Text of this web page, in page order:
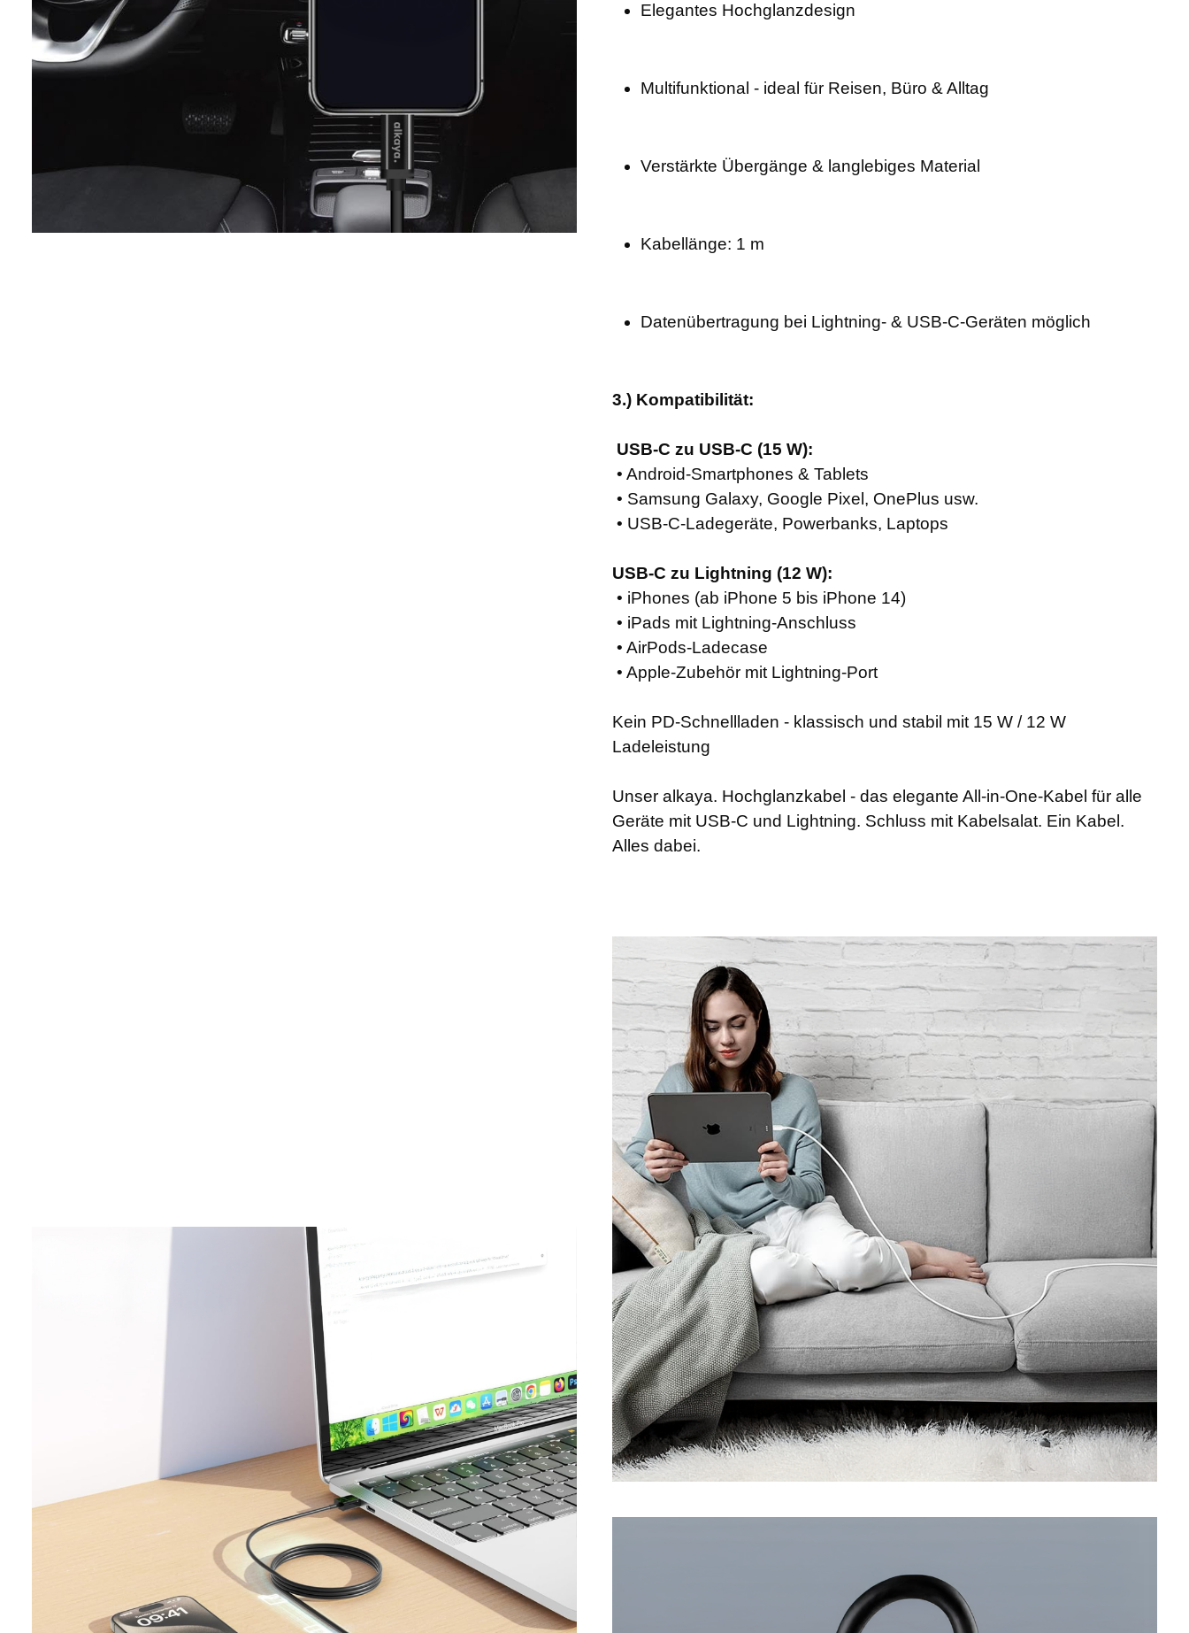
Elegantes Hochglanzdesign
Multifunktional - ideal für Reisen, Büro & Alltag
Verstärkte Übergänge & langlebiges Material
Kabellänge: 1 m
Datenübertragung bei Lightning- & USB-C-Geräten möglich
3.) Kompatibilität:
USB-C zu USB-C (15 W):
• Android-Smartphones & Tablets
• Samsung Galaxy, Google Pixel, OnePlus usw.
• USB-C-Ladegeräte, Powerbanks, Laptops
USB-C zu Lightning (12 W):
• iPhones (ab iPhone 5 bis iPhone 14)
• iPads mit Lightning-Anschluss
• AirPods-Ladecase
• Apple-Zubehör mit Lightning-Port
Kein PD-Schnellladen - klassisch und stabil mit 15 W / 12 W
Ladeleistung
Unser alkaya. Hochglanzkabel - das elegante All-in-One-Kabel für alle
Geräte mit USB-C und Lightning. Schluss mit Kabelsalat. Ein Kabel.
Alles dabei.